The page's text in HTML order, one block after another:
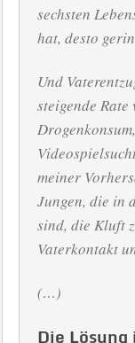
sechsten
hat, desto
Und
steigende
meiner
Jungen, die in
sind, die Kluft
Vaterkontakt
(…)
Die